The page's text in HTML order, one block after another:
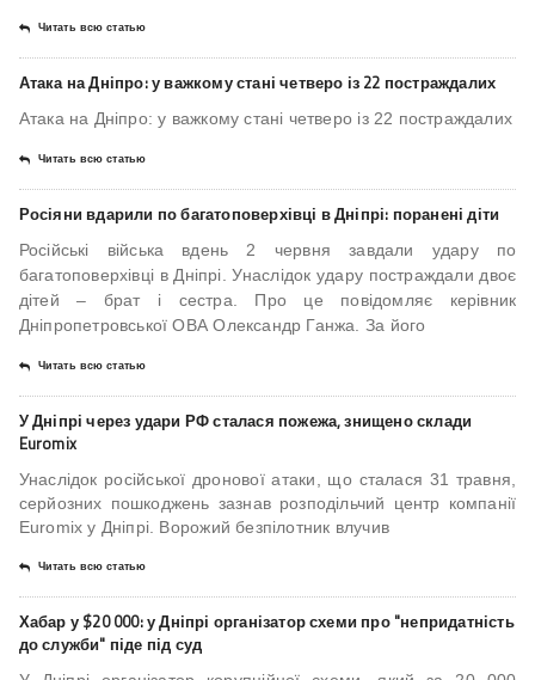
Читать всю статью
Атака на Дніпро: у важкому стані четверо із 22 постраждалих
Атака на Дніпро: у важкому стані четверо із 22 постраждалих
Читать всю статью
Росіяни вдарили по багатоповерхівці в Дніпрі: поранені діти
Російські війська вдень 2 червня завдали удару по
багатоповерхівці в Дніпрі. Унаслідок удару постраждали двоє
дітей – брат і сестра. Про це повідомляє керівник
Дніпропетровської ОВА Олександр Ганжа. За його
Читать всю статью
У Дніпрі через удари РФ сталася пожежа, знищено склади
Euromix
Унаслідок російської дронової атаки, що сталася 31 травня,
серйозних пошкоджень зазнав розподільчий центр компанії
Euromix у Дніпрі. Ворожий безпілотник влучив
Читать всю статью
Хабар у $20 000: у Дніпрі організатор схеми про "непридатність
до служби" піде під суд